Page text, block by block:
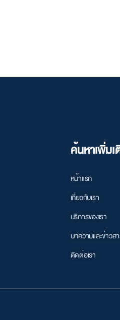
ค้นหาเพิ่ม
หน้าแรก
เกี่ยวกับเรา
บริการของเรา
บทความและข่าวส
ติดต่อเรา